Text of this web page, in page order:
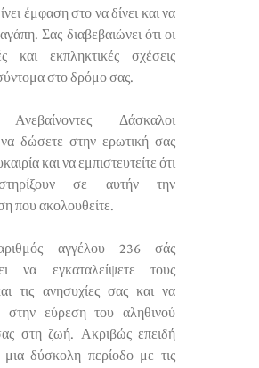
έμφαση στο να δίνει και να
Σας διαβεβαιώνει ότι οι
και εκπληκτικές σχέσεις
στο δρόμο σας.
Δάσκαλοι
να δώσετε στην ερωτική σας
και να εμπιστευτείτε ότι
σε αυτήν την
που ακολουθείτε.
αγγέλου 236 σάς
να εγκαταλείψετε τους
τις ανησυχίες σας και να
στην εύρεση του αληθινού
στη ζωή. Ακριβώς επειδή
μια δύσκολη περίοδο με τις